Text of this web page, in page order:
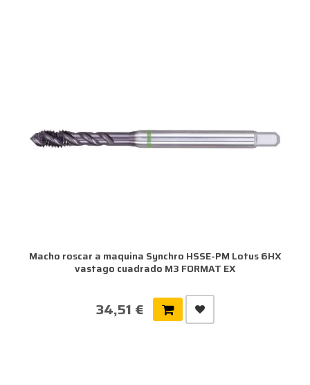
Macho roscar a maquina Synchro HSSE-PM Lotus 6HX
vastago cuadrado M3 FORMAT EX
34,51 €